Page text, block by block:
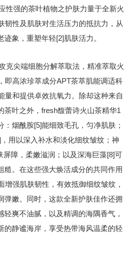
性强的茶叶植物之护肤力量于全新火
韧性及肌肤对生活压力的抵抗力，从
象，重塑年轻[2]肌肤活力。
克尖端细胞分解萃取法，精准萃取火
即高浓珍萃成分APT茶萃肌能调适科
量和提供卓效抗氧力。除却这种来自
茶叶之外，fresh馥蕾诗火山茶精华1
烟酰胺[5]能细致毛孔，匀净肌肤；
用以深入补水和淡化细纹皱纹；神
屏障，柔嫩滋润；以及深海巨藻[8]可
糙。在这些强大焕活成分的共同作用
增强肌肤韧性，有效抵御细纹皱纹，
弹嫩。同时，这款全新护肤佳作还拥
轻爽不油腻，以及精调的海隅香气，
的静谧海岸，享受热带海风温柔的轻